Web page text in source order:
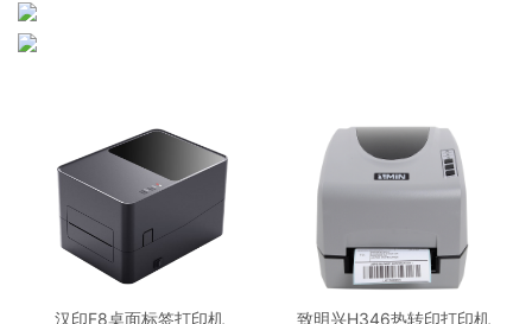
汉印F8桌面标签打印机 致明兴H346热转印打印机